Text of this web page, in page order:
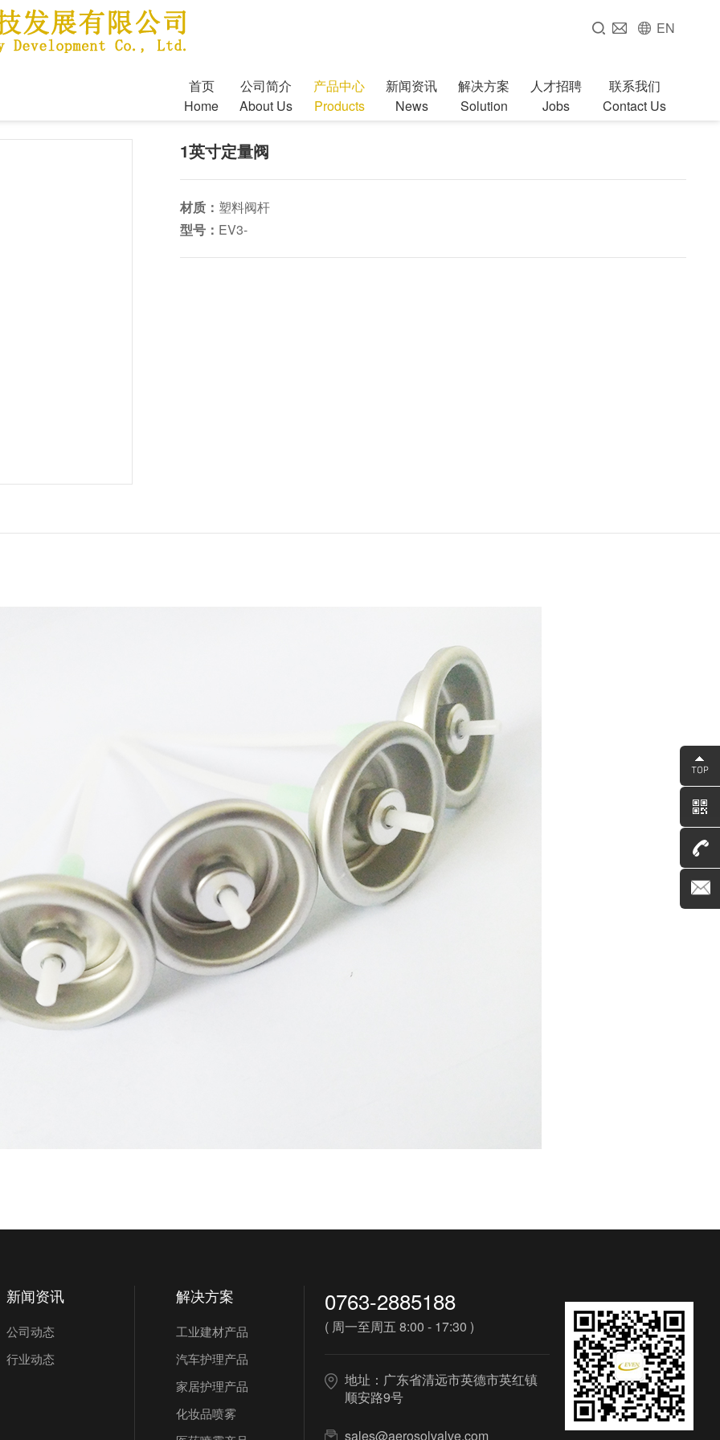
EN
首页
Home
公司简介
About Us
产品中心
Products
新闻资讯
News
解决方案
Solution
人才招聘
Jobs
联系我们
Contact Us
1英寸定量阀
材质： 塑料阀杆
型号： EV3-
新闻资讯
公司动态
行业动态
解决方案
工业建材产品
汽车护理产品
家居护理产品
化妆品喷雾
0763-2885188
( 周一至周五 8:00 - 17:30 )
地址：广东省清远市英德市英红镇
顺安路9号
sales@aerosolvalve.com